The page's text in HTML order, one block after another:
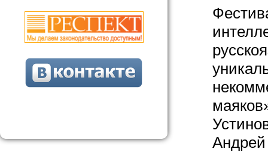
Андрей